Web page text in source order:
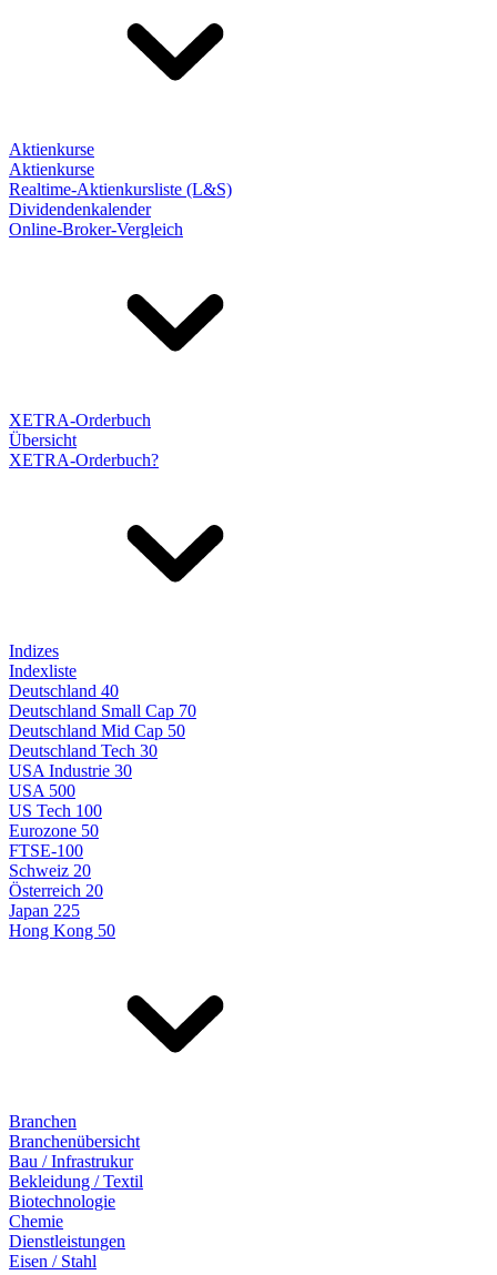
Aktienkurse
Aktienkurse
Realtime-Aktienkursliste (L&S)
Dividendenkalender
Online-Broker-Vergleich
XETRA-Orderbuch
Übersicht
XETRA-Orderbuch?
Indizes
Indexliste
Deutschland 40
Deutschland Small Cap 70
Deutschland Mid Cap 50
Deutschland Tech 30
USA Industrie 30
USA 500
US Tech 100
Eurozone 50
FTSE-100
Schweiz 20
Österreich 20
Japan 225
Hong Kong 50
Branchen
Branchenübersicht
Bau / Infrastrukur
Bekleidung / Textil
Biotechnologie
Chemie
Dienstleistungen
Eisen / Stahl